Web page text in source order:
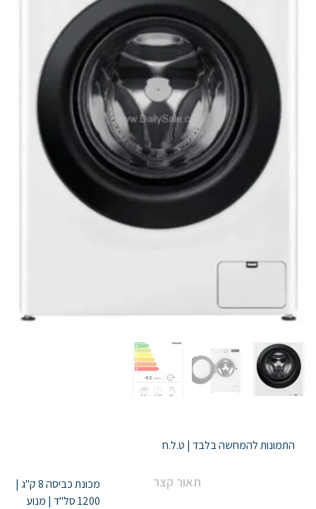
התמונות להמחשה בלבד | ט.ל.ח
תאור קצר
מכונת כביסה 8 ק"ג |
1200 סל"ד |
מנוע